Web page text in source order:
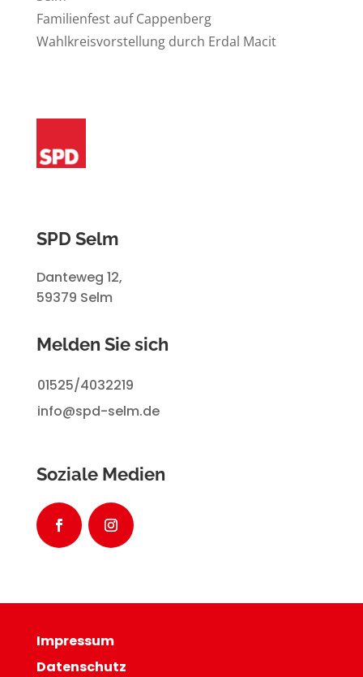
Familienfest auf Cappenberg
Wahlkreisvorstellung durch Erdal Macit
SPD Selm
Danteweg 12,
59379 Selm
Melden Sie sich
01525/4032219
info@spd-selm.de
Soziale Medien
Impressum
Datenschutz